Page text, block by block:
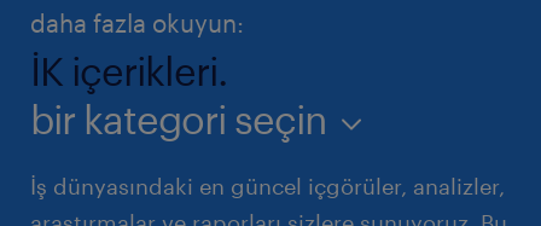
daha fazla okuyun:
İK içerikleri.
bir kategori seçin
İş dünyasındaki en güncel içgörüler, analizler,